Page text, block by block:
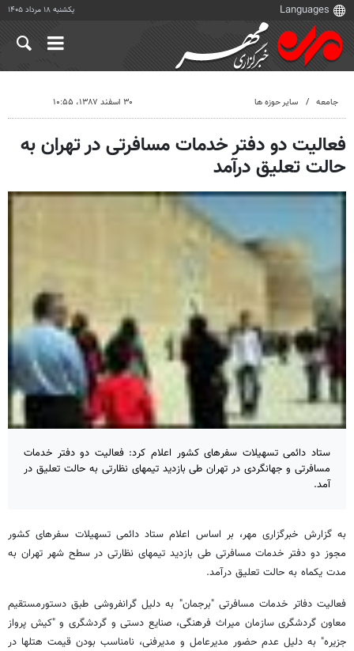
یکشنبه ۱۸ مرداد ۱۴۰۵
جامعه سایر حوزه ها ۳۰ اسفند ۱۳۸۷، ۱۰:۵۵
فعالیت دو دفتر خدمات مسافرتی در تهران به
حالت تعلیق درآمد
ستاد دائمی تسهیلات سفرهای کشور اعلام کرد: فعالیت دو دفتر خدمات
مسافرتی و جهانگردی در تهران طی بازدید تیمهای نظارتی به حالت تعلیق در
آمد.
به گزارش خبرگزاری مهر، بر اساس اعلام ستاد دائمی تسهیلات سفرهای کشور
مجوز دو دفتر خدمات مسافرتی طی بازدید تیمهای نظارتی در سطح شهر تهران به
مدت یکماه به حالت تعلیق درآمد.
فعالیت دفاتر خدمات مسافرتی "برجمان" به دلیل گرانفروشی طبق دستورمستقیم
معاون گردشگری سازمان میراث فرهنگی، صنایع دستی و گردشگری و "کیش پرواز
جزیره" به دلیل عدم حضور مدیرعامل و مدیرفنی، نامناسب بودن قیمت هتلها در